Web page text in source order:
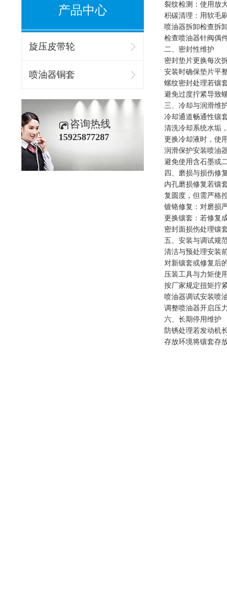
产品中心
旋压皮带轮
喷油器铜套
咨询热线
15925877287
裂纹检测：使用放
积碳清理：用软毛
喷油器拆卸检查拆
检查喷油器针阀偶
二、密封性维护
密封垫片更换每次
安装时确保垫片平
螺纹密封处理若镶
避免过度拧紧导致
三、冷却与润滑维
冷却通道畅通性镶
清洗冷却系统水垢
更换冷却液时，使
润滑保护安装喷油
避免使用含石墨或
四、磨损与损伤修复
内孔磨损修复若镶
复圆度，但需严格
镀铬修复：对磨损
更换镶套：若修复
密封面损伤处理镶
五、安装与调试规
清洁与预处理安装
对新镶套或修复后
压装工具与力矩使
按厂家规定扭矩拧
喷油器调试安装喷
调整喷油器开启压
六、长期停用维护
防锈处理若发动机
存放环境将镶套存